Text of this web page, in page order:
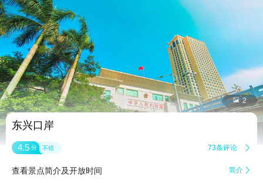
 2
东兴口岸
4.5 分 不错 73条评论 
查看景点简介及开放时间 简介 
